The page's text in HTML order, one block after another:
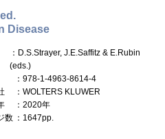
Disease
：D.S.Strayer, J.E.Saffitz & E.Rubin
(eds.)
：978-1-4963-8614-4
：WOLTERS KLUWER
：2020年
数 ：1647pp.